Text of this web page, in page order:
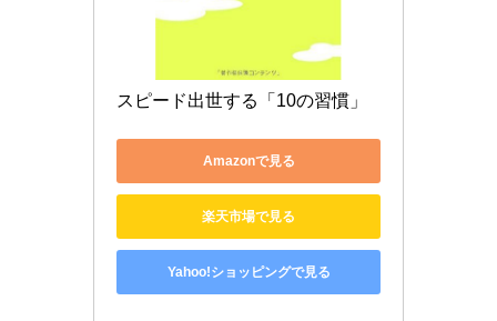
スピード出世する「10の習慣」
Amazonで見る
楽天市場で見る
Yahoo!ショッピングで見る